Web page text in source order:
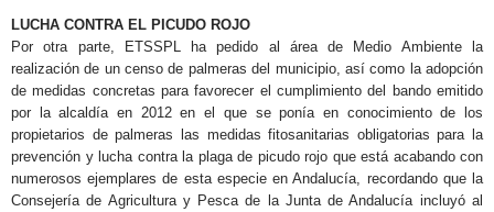
LUCHA CONTRA EL PICUDO ROJO
Por otra parte, ETSSPL ha pedido al área de Medio Ambiente la
realización de un censo de palmeras del municipio, así como la adopción
de medidas concretas para favorecer el cumplimiento del bando emitido
por la alcaldía en 2012en el que se ponía en conocimiento de los
propietarios de palmeras las medidas fitosanitarias obligatorias para la
prevención y lucha contra la plaga de picudo rojo que está acabando con
numerosos ejemplares de esta especie en Andalucía, recordando que l a
Consejería de Agricultura y Pesca de la Junta de Andalucía incluyó al